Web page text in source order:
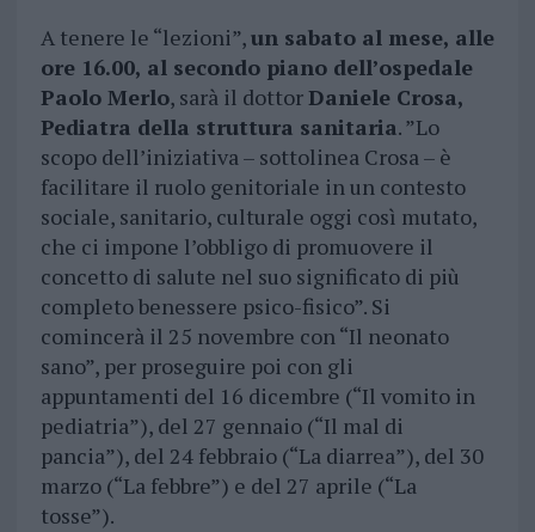
A tenere le “lezioni”,un sabato al mese, alle
ore 16.00, al secondo piano dell’ospedale
Paolo Merlo, sarà il dottorDaniele Crosa,
Pediatra della struttura sanitaria. ”Lo
scopo dell’iniziativa – sottolinea Crosa – è
facilitare il ruolo genitoriale in un contesto
sociale, sanitario, culturale oggi così mutato,
che ci impone l’obbligo di promuovere il
concetto di salute nel suo significato di più
completo benessere psico-fisico”. Si
comincerà il 25 novembre con “Il neonato
sano”, per proseguire poi con gli
appuntamenti del 16 dicembre (“Il vomito in
pediatria”), del 27 gennaio (“Il mal di
pancia”), del 24 febbraio (“La diarrea”), del 30
marzo (“La febbre”) e del 27 aprile (“La
tosse”).